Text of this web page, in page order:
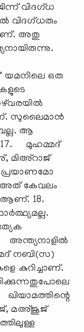
വിദഗ്ധ
വിദഗ്ധരും
അതു
യമനിലെ ഒരു
സുലൈമാന്‍
ആ
17. മുഹമ്മദ്
മിഅ്‌റാജ്
കേവലം
ആണ്. 18.
നബി(സ)
കുറിച്ചാണ്.
മഅ്ജൂജ്